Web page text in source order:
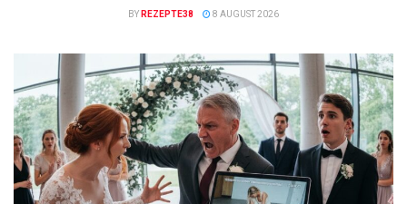
BY REZEPTE38 8 AUGUST 2026